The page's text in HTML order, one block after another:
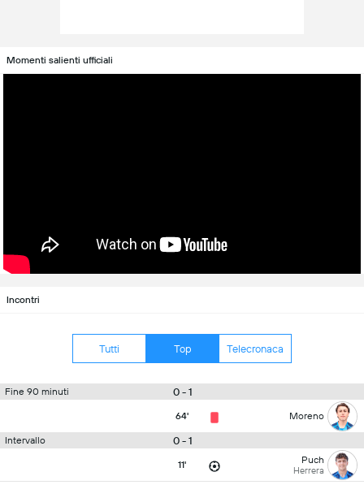
Momenti salienti ufficiali
Incontri
Tutti Top Telecronaca
Fine 90 minuti 0 - 1
64' Moreno
Intervallo 0 - 1
11' Puch
Herrera